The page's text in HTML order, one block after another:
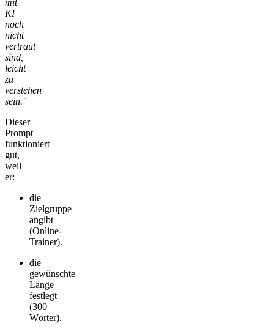
KI
noch
nicht
vertraut
sind,
leicht
zu
verstehen
sein."
Dieser
Prompt
funktioniert
gut,
weil
er:
die
Zielgruppe
angibt
(Online-
Trainer).
die
gewünschte
Länge
festlegt
(300
Wörter).